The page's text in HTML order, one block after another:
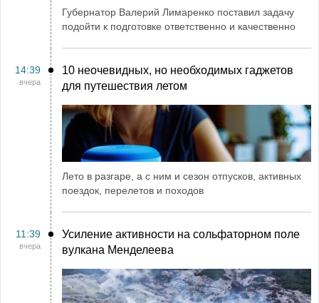
Губернатор Валерий Лимаренко поставил задачу
подойти к подготовке ответственно и качественно
14:39
вчера
10 неочевидных, но необходимых гаджетов
для путешествия летом
Лето в разгаре, а с ним и сезон отпусков, активных
поездок, перелетов и походов
11:39
вчера
Усиление активности на сольфаторном поле
вулкана Менделеева